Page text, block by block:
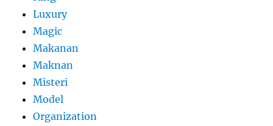
Luxury
Magic
Makanan
Maknan
Misteri
Model
Organization